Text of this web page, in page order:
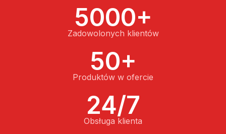
5000+
Zadowolonych klientów
50+
Produktów w ofercie
24/7
Obsługa klienta